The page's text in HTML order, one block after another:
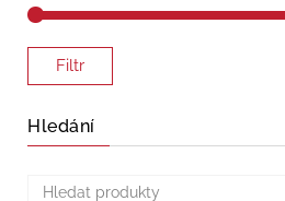
Minimální
Maximální
Filtr
Hledání